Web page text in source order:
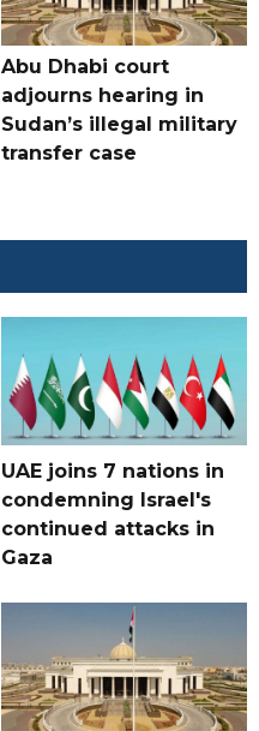
Abu Dhabi court
adjourns hearing in
Sudan’s illegal military
transfer case
UAE joins 7 nations in
condemning Israel's
continued attacks in
Gaza